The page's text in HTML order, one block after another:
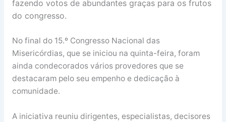
fazendo votos de abundantes graças para os frutos
do congresso.
No final do 15.º Congresso Nacional das
Misericórdias, que se iniciou na quinta-feira, foram
ainda condecorados vários provedores que se
destacaram pelo seu empenho e dedicação à
comunidade.
A iniciativa reuniu dirigentes, especialistas, decisores